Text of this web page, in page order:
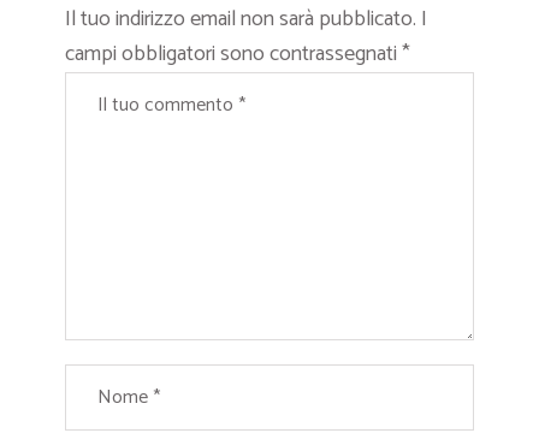
Il tuo indirizzo email non sarà pubblicato. I
campi obbligatori sono contrassegnati*